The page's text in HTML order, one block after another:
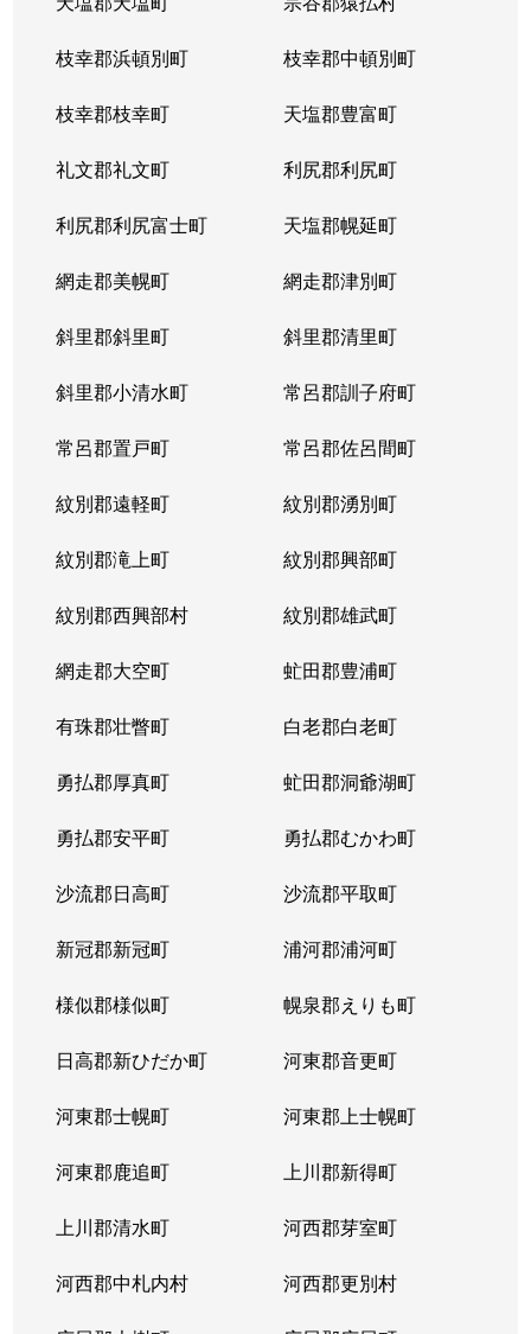
枝幸郡浜頓別町 枝幸郡中頓別町
枝幸郡枝幸町 天塩郡豊富町
礼文郡礼文町 利尻郡利尻町
利尻郡利尻富士町 天塩郡幌延町
網走郡美幌町 網走郡津別町
斜里郡斜里町 斜里郡清里町
斜里郡小清水町 常呂郡訓子府町
常呂郡置戸町 常呂郡佐呂間町
紋別郡遠軽町 紋別郡湧別町
紋別郡滝上町 紋別郡興部町
紋別郡西興部村 紋別郡雄武町
網走郡大空町 虻田郡豊浦町
有珠郡壮瞥町 白老郡白老町
勇払郡厚真町 虻田郡洞爺湖町
勇払郡安平町 勇払郡むかわ町
沙流郡日高町 沙流郡平取町
新冠郡新冠町 浦河郡浦河町
様似郡様似町 幌泉郡えりも町
日高郡新ひだか町 河東郡音更町
河東郡士幌町 河東郡上士幌町
河東郡鹿追町 上川郡新得町
上川郡清水町 河西郡芽室町
河西郡中札内村 河西郡更別村